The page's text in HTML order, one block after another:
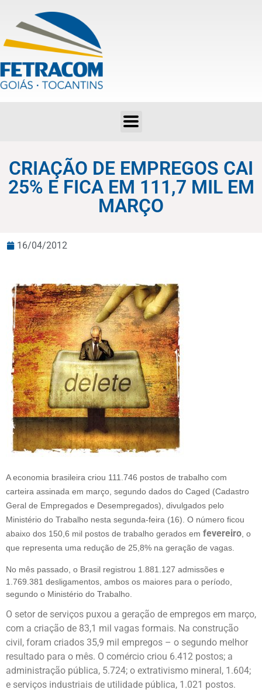
CRIAÇÃO DE EMPREGOS CAI
25% E FICA EM 111,7 MIL EM
MARÇO
16/04/2012
A economia brasileira criou 111.746 postos de trabalho com
carteira assinada em março, segundo dados do Caged (Cadastro
Geral de Empregados e Desempregados), divulgados pelo
Ministério do Trabalho nesta segunda-feira (16). O número ficou
abaixo dos 150,6 mil postos de trabalho gerados em fevereiro, o
que representa uma redução de 25,8% na geração de vagas.
No mês passado, o Brasil registrou 1.881.127 admissões e
1.769.381 desligamentos, ambos os maiores para o período,
segundo o Ministério do Trabalho.
O setor de serviços puxou a geração de empregos em março,
com a criação de 83,1 mil vagas formais. Na construção
civil, foram criados 35,9 mil empregos – o segundo melhor
resultado para o mês. O comércio criou 6.412 postos; a
administração pública, 5.724; o extrativismo mineral, 1.604;
e serviços industriais de utilidade pública, 1.021 postos.